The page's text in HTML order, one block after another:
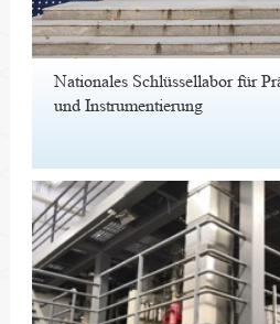
Nationales Schlüssellabor für
und Instrumentierung